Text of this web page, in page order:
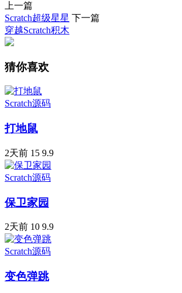
上一篇
Scratch超级星星 下一篇
穿越Scratch积木
猜你喜欢
Scratch源码
打地鼠
2天前 15 9.9
Scratch源码
保卫家园
2天前 10 9.9
Scratch源码
变色弹跳